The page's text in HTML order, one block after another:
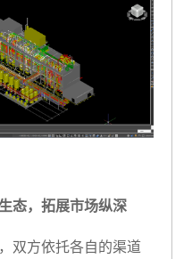
态，拓展市场纵深
双方依托各自的渠道